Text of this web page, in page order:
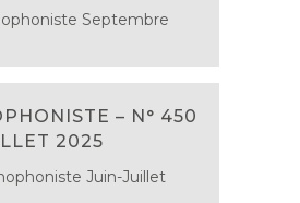
Septembre
– N° 450
2025
Juin-Juillet